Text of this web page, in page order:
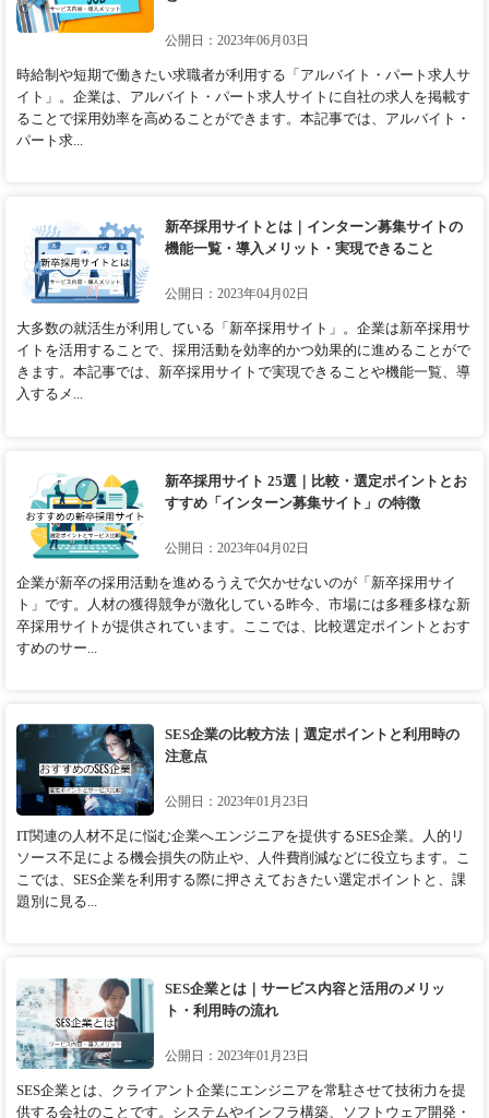
公開日：2023年06月03日
時給制や短期で働きたい求職者が利用する「アルバイト・パート求人サ
イト」。企業は、アルバイト・パート求人サイトに自社の求人を掲載す
ることで採用効率を高めることができます。本記事では、アルバイト・
パート求...
新卒採用サイトとは｜インターン募集サイトの
機能一覧・導入メリット・実現できること
公開日：2023年04月02日
大多数の就活生が利用している「新卒採用サイト」。企業は新卒採用サ
イトを活用することで、採用活動を効率的かつ効果的に進めることがで
きます。本記事では、新卒採用サイトで実現できることや機能一覧、導
入するメ...
新卒採用サイト 25選｜比較・選定ポイントとお
すすめ「インターン募集サイト」の特徴
公開日：2023年04月02日
企業が新卒の採用活動を進めるうえで欠かせないのが「新卒採用サイ
ト」です。人材の獲得競争が激化している昨今、市場には多種多様な新
卒採用サイトが提供されています。ここでは、比較選定ポイントとおす
すめのサー...
SES企業の比較方法｜選定ポイントと利用時の
注意点
公開日：2023年01月23日
IT関連の人材不足に悩む企業へエンジニアを提供するSES企業。人的リ
ソース不足による機会損失の防止や、人件費削減などに役立ちます。こ
こでは、SES企業を利用する際に押さえておきたい選定ポイントと、課
題別に見る...
SES企業とは｜サービス内容と活用のメリッ
ト・利用時の流れ
公開日：2023年01月23日
SES企業とは、クライアント企業にエンジニアを常駐させて技術力を提
供する会社のことです。システムやインフラ構築、ソフトウェア開発・